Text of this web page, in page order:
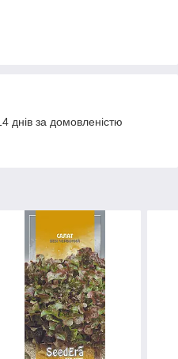
днів за домовленістю